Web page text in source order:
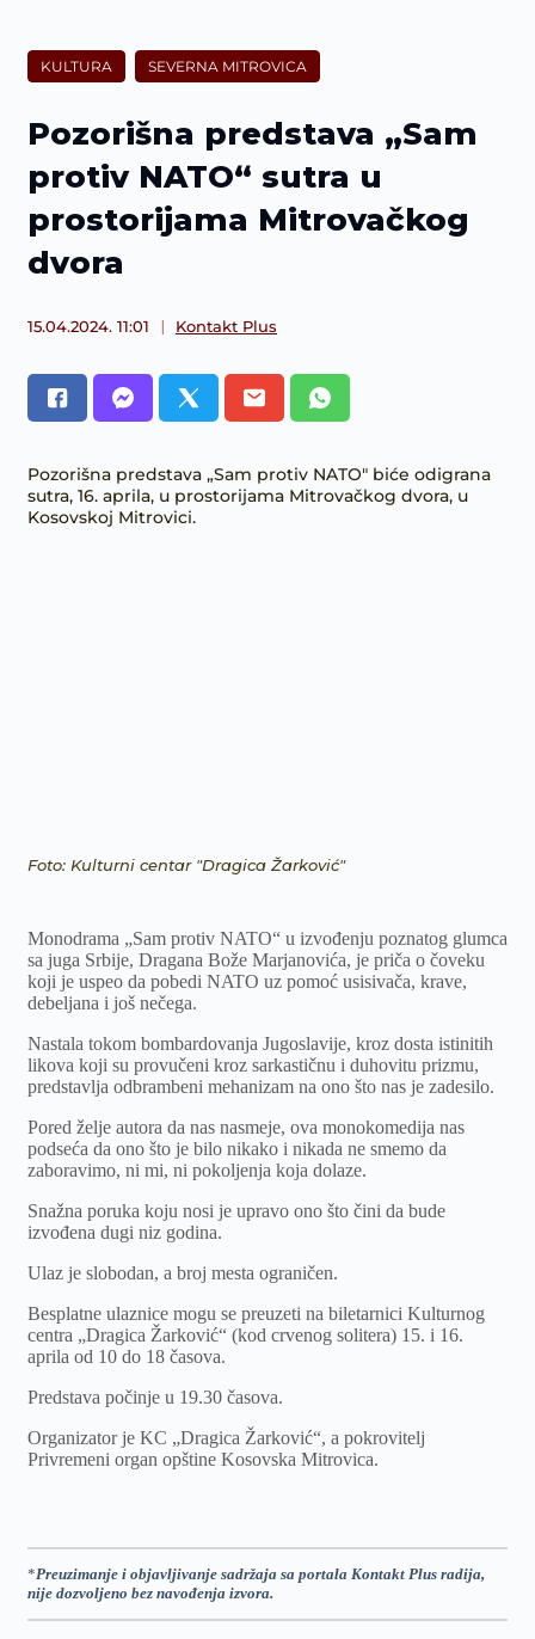
KULTURA SEVERNA MITROVICA
Pozorišna predstava „Sam
protiv NATO“ sutra u
prostorijama Mitrovačkog
dvora
15.04.2024. 11:01 Kontakt Plus
Pozorišna predstava „Sam protiv NATO" biće odigrana
sutra, 16. aprila, u prostorijama Mitrovačkog dvora, u
Kosovskoj Mitrovici.
Foto: Kulturni centar "Dragica Žarković"
Monodrama „Sam protiv NATO“ u izvođenju poznatog glumca
sa juga Srbije, Dragana Bože Marjanovića, je priča o čoveku
koji je uspeo da pobedi NATO uz pomoć usisivača, krave,
debeljana i još nečega.
Nastala tokom bombardovanja Jugoslavije, kroz dosta istinitih
likova koji su provučeni kroz sarkastičnu i duhovitu prizmu,
predstavlja odbrambeni mehanizam na ono što nas je zadesilo.
Pored želje autora da nas nasmeje, ova monokomedija nas
podseća da ono što je bilo nikako i nikada ne smemo da
zaboravimo, ni mi, ni pokoljenja koja dolaze.
Snažna poruka koju nosi je upravo ono što čini da bude
izvođena dugi niz godina.
Ulaz je slobodan, a broj mesta ograničen.
Besplatne ulaznice mogu se preuzeti na biletarnici Kulturnog
centra „Dragica Žarković“ (kod crvenog solitera) 15. i 16.
aprila od 10 do 18 časova.
Predstava počinje u 19.30 časova.
Organizator je KC „Dragica Žarković“, a pokrovitelj
Privremeni organ opštine Kosovska Mitrovica.
*Preuzimanje i objavljivanje sadržaja sa portala Kontakt Plus radija,
nije dozvoljeno bez navođenja izvora.